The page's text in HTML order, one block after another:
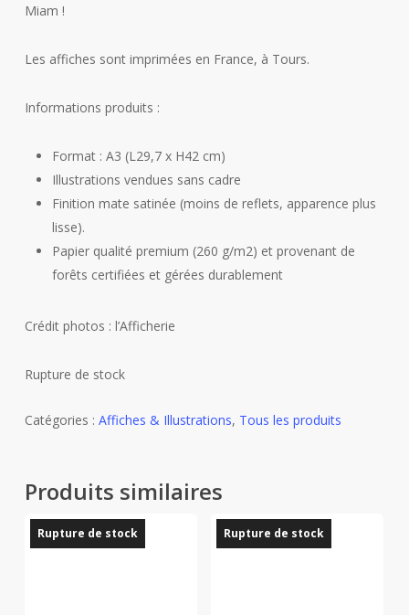
Miam !
Les affiches sont imprimées en France, à Tours.
Informations produits :
Format : A3 (L29,7 x H42 cm)
Illustrations vendues sans cadre
Finition mate satinée (moins de reflets, apparence plus
lisse).
Papier qualité premium (260 g/m2) et provenant de
forêts certifiées et gérées durablement
Crédit photos : l’Afficherie
Rupture de stock
Catégories : Affiches & Illustrations, Tous les produits
Produits similaires
Rupture de stock Rupture de stock